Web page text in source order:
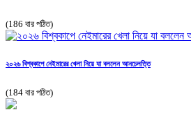
(186 বার পঠিত)
২০২৬ বিশ্বকাপে নেইমারের খেলা নিয়ে যা বললেন আনচেলত্তি
(184 বার পঠিত)